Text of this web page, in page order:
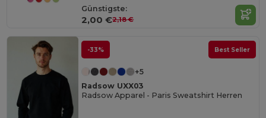
Günstigste:
2,00 €2,18 €
-33% Best Seller
+5
Radsow UXX03
Radsow Apparel - Paris Sweatshirt Herren